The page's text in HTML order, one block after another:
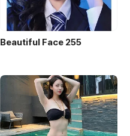
Beautiful Face 255